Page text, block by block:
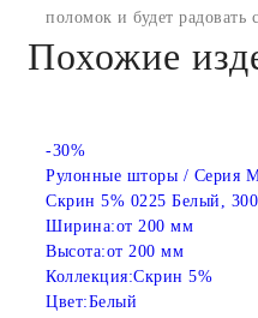
поломок и будет
Похожие
-30%
Рулонные шторы / Серия
Скрин 5% 0225 Белый,
Ширина:от 200 мм
Высота:от 200 мм
Коллекция:Скрин 5%
Цвет:Белый